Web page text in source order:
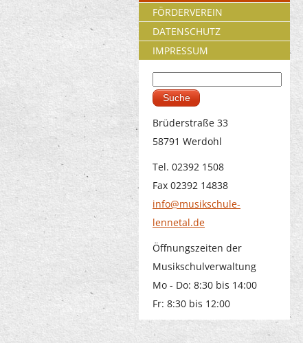
FÖRDERVEREIN
DATENSCHUTZ
IMPRESSUM
Suchformular
Brüderstraße 33
58791 Werdohl
Tel. 02392 1508
Fax 02392 14838
info@musikschule-
lennetal.de
Öffnungszeiten der
Musikschulverwaltung
Mo - Do: 8:30 bis 14:00
Fr: 8:30 bis 12:00